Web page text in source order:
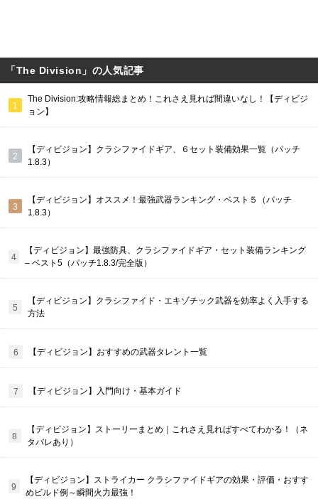
「The Division」の人気記事
The Division:攻略情報総まとめ！これさえ見れば間違いなし！【ディビジ
ョン】
【ディビジョン】クラシファイドギア、６セット装備効果一覧（パッチ
1.8.3）
【ディビジョン】オススメ！最強武器ランキング・ベスト５（パッチ
1.8.3）
【ディビジョン】最強防具、クラシファイドギア・セット装備ランキング
– ベスト5（パッチ1.8.3/完全版）
【ディビジョン】クラシファイド・エキゾチック武器を効率よく入手する
方法
【ディビジョン】おすすめの武器タレント一覧
【ディビジョン】入門向け・基本ガイド
【ディビジョン】ストーリーまとめ｜これさえ見ればすべてわかる！（ネ
タバレあり）
【ディビジョン】ストライカー クラシファイドギアの効果・評価・おすす
めビルド例～瞬間火力最強！